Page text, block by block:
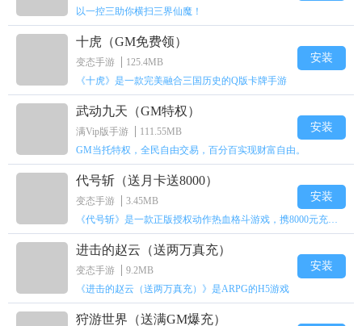
以一控三助你横扫三界仙魔！
十虎（GM免费领）
变态手游
125.4MB
《十虎》是一款完美融合三国历史的Q版卡牌手游
安装
武动九天（GM特权）
满Vip版手游
111.55MB
GM当托特权，全民自由交易，百分百实现财富自由。
安装
代号斩（送月卡送8000）
变态手游
3.45MB
《代号斩》是一款正版授权动作热血格斗游戏，携8000元充值壕礼福利来袭！
安装
进击的赵云（送两万真充）
变态手游
9.2MB
《进击的赵云（送两万真充）》是ARPG的H5游戏
安装
狩游世界（送满GM爆充）